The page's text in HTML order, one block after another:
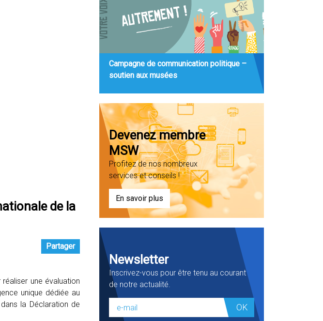
de la
Partager
une évaluation
unique dédiée au
la Déclaration de
Campagne de communication politique –
soutien aux musées
Devenez membre
MSW
Profitez de nos nombreux
services et conseils !
En savoir plus
Newsletter
Inscrivez-vous pour être tenu au courant
de notre actualité.
OK